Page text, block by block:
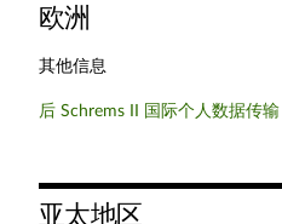
欧洲
其他信息
后 Schrems II 国际个人数据传
亚太地区